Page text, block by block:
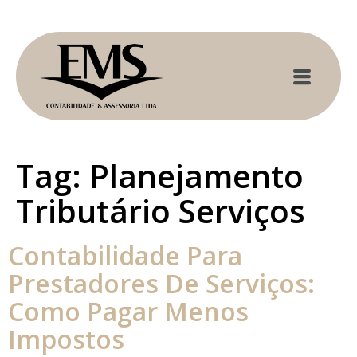
Tag: Planejamento
Tributário Serviços
Contabilidade Para
Prestadores De Serviços:
Como Pagar Menos
Impostos